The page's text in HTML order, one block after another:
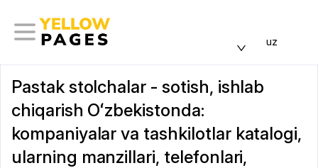
uz
Pastak stolchalar - sotish, ishlab
chiqarish Oʻzbekistonda:
kompaniyalar va tashkilotlar katalogi,
ularning manzillari, telefonlari,